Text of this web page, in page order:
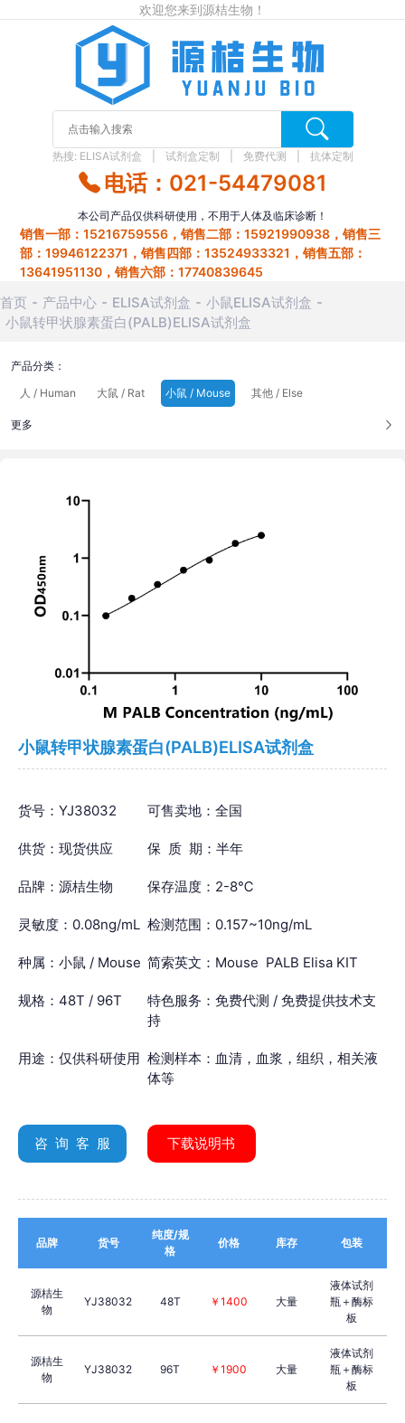
欢迎您来到源桔生物！
热搜: ELISA试剂盒 试剂盒定制 免费代测 抗体定制
电话：021-54479081
本公司产品仅供科研使用，不用于人体及临床诊断！
销售一部：15216759556，销售二部：15921990938，销售三
部：19946122371，销售四部：13524933321，销售五部：
13641951130，销售六部：17740839645
首页 产品中心 ELISA试剂盒
小鼠ELISA试剂盒
小鼠转甲状腺素蛋白(PALB)ELISA试剂盒
产品分类：
人 / Human
大鼠 / Rat 小鼠 / Mouse 其他 / Else
更多
小鼠转甲状腺素蛋白(PALB)ELISA试剂盒
货号：YJ38032 可售卖地：全国
供货：现货供应 保 质 期：半年
品牌：源桔生物 保存温度：2-8℃
灵敏度：0.08ng/mL 检测范围：0.157~10ng/mL
种属：小鼠 / Mouse 简索英文：Mouse PALB Elisa KIT
规格：48T / 96T
特色服务：免费代测 / 免费提供技术支
持
用途：仅供科研使用 检测样本：血清，血浆，组织，相关液
体等
咨 询 客 服 下载说明书
品牌 货号
纯度/规
格
价格 库存 包装
源桔生
物
YJ38032 48T ￥1400 大量
液体试剂
瓶＋酶标
板
源桔生
物
YJ38032 96T ￥1900 大量
液体试剂
瓶＋酶标
板